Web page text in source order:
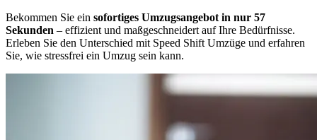
Bekommen Sie ein sofortiges Umzugsangebot in nur 57
Sekunden – effizient und maßgeschneidert auf Ihre Bedürfnisse.
Erleben Sie den Unterschied mit Speed Shift Umzüge und erfahren
Sie, wie stressfrei ein Umzug sein kann.